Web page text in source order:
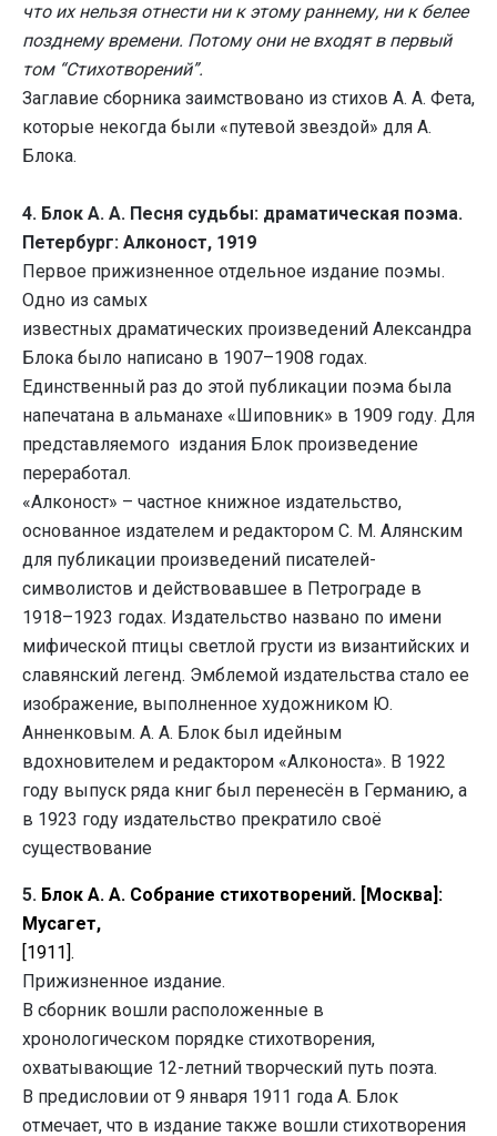
что их нельзя отнести ни к этому раннему, ни к белее
позднему времени. Потому они не входят в первый
том “Стихотворений”.
Заглавие сборника заимствовано из стихов А. А. Фета,
которые некогда были «путевой звездой» для А.
Блока.
4. Блок А. А. Песня судьбы: драматическая поэма.
Петербург: Алконост, 1919
Первое прижизненное отдельное издание поэмы.
Одно из самых
известных драматических произведений Александра
Блока было написано в 1907–1908 годах.
Единственный раз до этой публикации поэма была
напечатана в альманахе «Шиповник» в 1909 году. Для
представляемого издания Блок произведение
переработал.
«Алконост» – частное книжное издательство,
основанное издателем и редактором С. М. Алянским
для публикации произведений писателей-
символистов и действовавшее в Петрограде в
1918–1923 годах. Издательство названо по имени
мифической птицы светлой грусти из византийских и
славянский легенд. Эмблемой издательства стало ее
изображение, выполненное художником Ю.
Анненковым. А. А. Блок был идейным
вдохновителем и редактором «Алконоста». В 1922
году выпуск ряда книг был перенесён в Германию, а
в 1923 году издательство прекратило своё
существование
5. Блок А. А. Собрание стихотворений. [Москва]:
Мусагет,
[1911].
Прижизненное издание.
В сборник вошли расположенные в
хронологическом порядке стихотворения,
охватывающие 12-летний творческий путь поэта.
В предисловии от 9 января 1911 года А. Блок
отмечает, что в издание также вошли стихотворения